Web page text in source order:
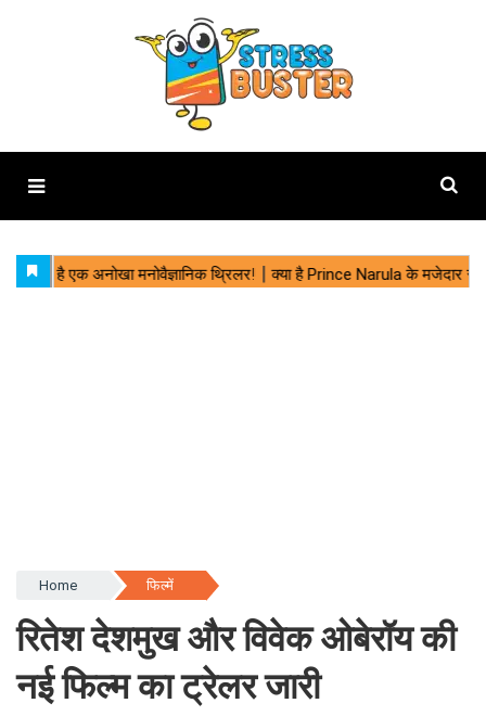
Home फिल्में
रितेश देशमुख और विवेक ओबेरॉय की
नई फिल्म का ट्रेलर जारी